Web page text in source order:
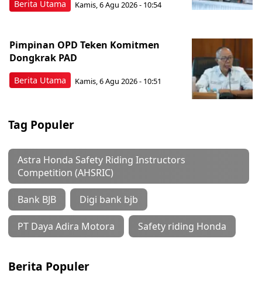
Berita Utama Kamis, 6 Agu 2026 - 10:54
Berita Utama
Pimpinan OPD Teken Komitmen
Dongkrak PAD
Kamis, 6 Agu 2026 - 10:51
Tag Populer
Astra Honda Safety Riding Instructors
Competition (AHSRIC)
Bank BJB Digi bank bjb
PT Daya Adira Motora Safety riding Honda
Berita Populer